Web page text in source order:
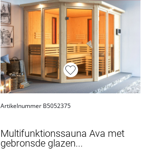
Artikelnummer B5052375
Multifunktionssauna Ava met
gebronsde glazen...